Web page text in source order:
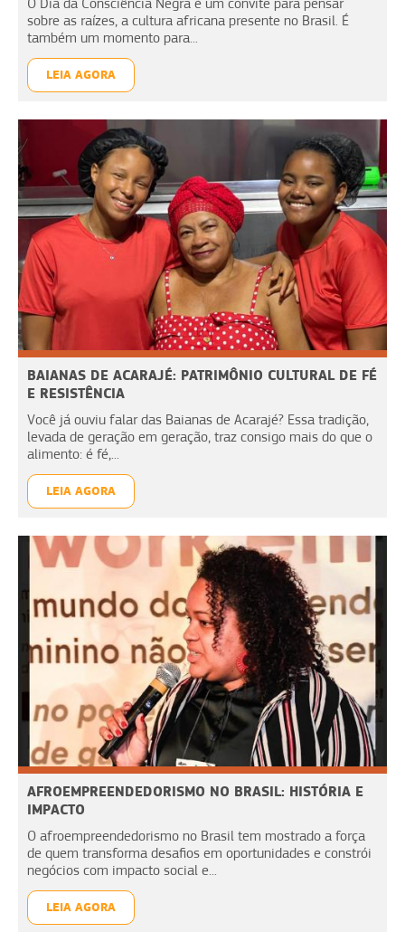
O Dia da Consciência Negra é um convite para pensar
sobre as raízes, a cultura africana presente no Brasil. É
também um momento para...
LEIA AGORA
BAIANAS DE ACARAJÉ: PATRIMÔNIO CULTURAL DE FÉ
E RESISTÊNCIA
Você já ouviu falar das Baianas de Acarajé? Essa tradição,
levada de geração em geração, traz consigo mais do que o
alimento: é fé,...
LEIA AGORA
AFROEMPREENDEDORISMO NO BRASIL: HISTÓRIA E
IMPACTO
O afroempreendedorismo no Brasil tem mostrado a força
de quem transforma desafios em oportunidades e constrói
negócios com impacto social e...
LEIA AGORA